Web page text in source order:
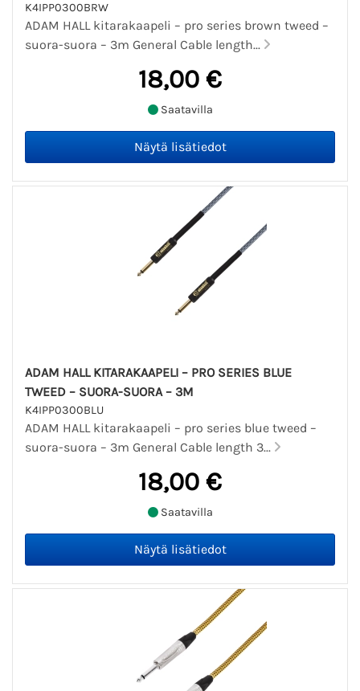
K4IPP0300BRW
ADAM HALL kitarakaapeli – pro series brown tweed –
suora-suora – 3m General Cable length...
18,00 €
Saatavilla
ADAM HALL KITARAKAAPELI – PRO SERIES BLUE
TWEED – SUORA-SUORA – 3M
K4IPP0300BLU
ADAM HALL kitarakaapeli – pro series blue tweed –
suora-suora – 3m General Cable length 3...
18,00 €
Saatavilla